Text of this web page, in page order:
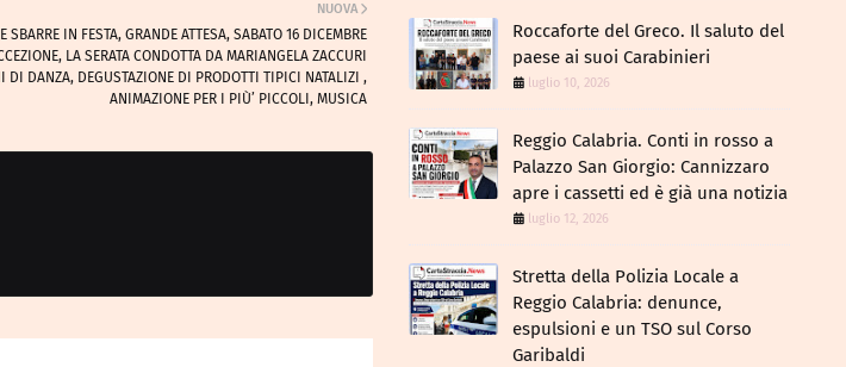
NUOVA
SBARRE IN FESTA, GRANDE ATTESA, SABATO 16 DICEMBRE
LA SERATA CONDOTTA DA MARIANGELA ZACCURI
DI DANZA, DEGUSTAZIONE DI PRODOTTI TIPICI NATALIZI ,
ANIMAZIONE PER I PIÙ’ PICCOLI, MUSICA
Roccaforte del Greco. Il saluto del
paese ai suoi Carabinieri
luglio 10, 2026
Reggio Calabria. Conti in rosso a
Palazzo San Giorgio: Cannizzaro
apre i cassetti ed è già una notizia
luglio 12, 2026
​Stretta della Polizia Locale a
Reggio Calabria: denunce,
espulsioni e un TSO sul Corso
Garibaldi